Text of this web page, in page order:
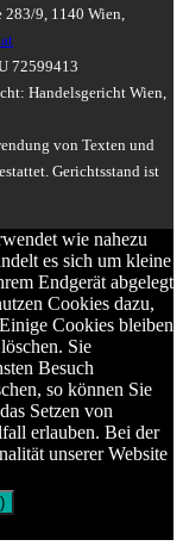
9, 1140 Wien,
72599413
Handelsgericht Wien,
von Texten und
Gerichtsstand ist
wie nahezu
es sich um kleine
Endgerät abgelegt
Cookies dazu,
Cookies bleiben
Sie
Besuch
so können Sie
Setzen von
erlauben. Bei der
unserer Website